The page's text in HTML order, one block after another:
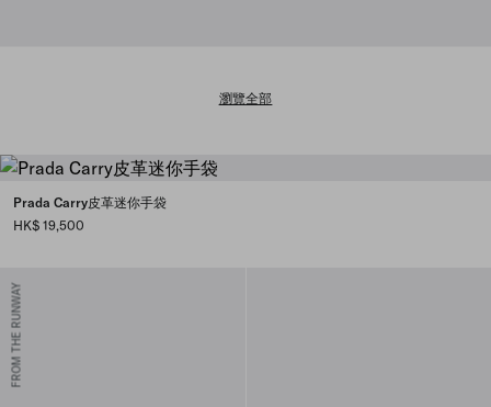
瀏覽全部
Prada Carry皮革迷你手袋
HK$ 19,500
FROM THE RUNWAY